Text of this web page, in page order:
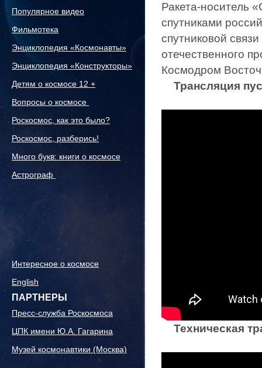
Популярное видео
Фильмотека
Энциклопедия «Космонавты»
Энциклопедия «Конструкторы»
Детям о космосе 12 +
Вопросы о космосе
Роскосмос, как это было?
Роскосмос, разберись!
Много букв: книги о космосе
Астрограф
Интересное о космосе
English
ПАРТНЕРЫ
Пресс-служба Роскосмоса
ЦПК имени Ю.А. Гагарина
Музей космонавтики (Москва)
Ракета-носитель
спутниками
спутниковой
отечественного
Космодром
Трансляция
Техническая